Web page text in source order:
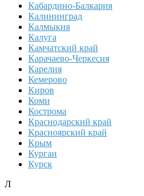
Кабардино-Балкария
Калининград
Калмыкия
Калуга
Камчатский край
Карачаево-Черкесия
Карелия
Кемерово
Киров
Коми
Кострома
Краснодарский край
Красноярский край
Крым
Курган
Курск
Л